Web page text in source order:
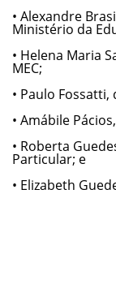
• Alexandre
Ministério da
• Helena Maria
MEC;
• Paulo
• Amábile
• Roberta
Particular; e
• Elizabeth